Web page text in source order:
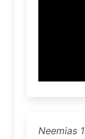
Neemias